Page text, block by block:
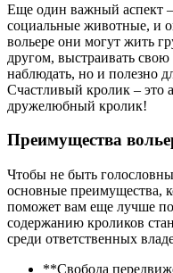
Еще один важный аспект
социальные животные, и
вольере они могут жить
другом, выстраивать
наблюдать, но и полезно
Счастливый кролик –
дружелюбный кролик!
Преимущества
Чтобы не быть
основные преимущества,
поможет вам еще лучше
содержанию кроликов
среди ответственных
**Свобода